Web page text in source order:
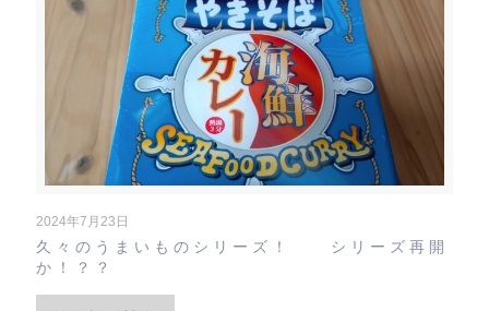
2024年7月23日
久々のうまいものシリーズ！ シリーズ再開
か！？？